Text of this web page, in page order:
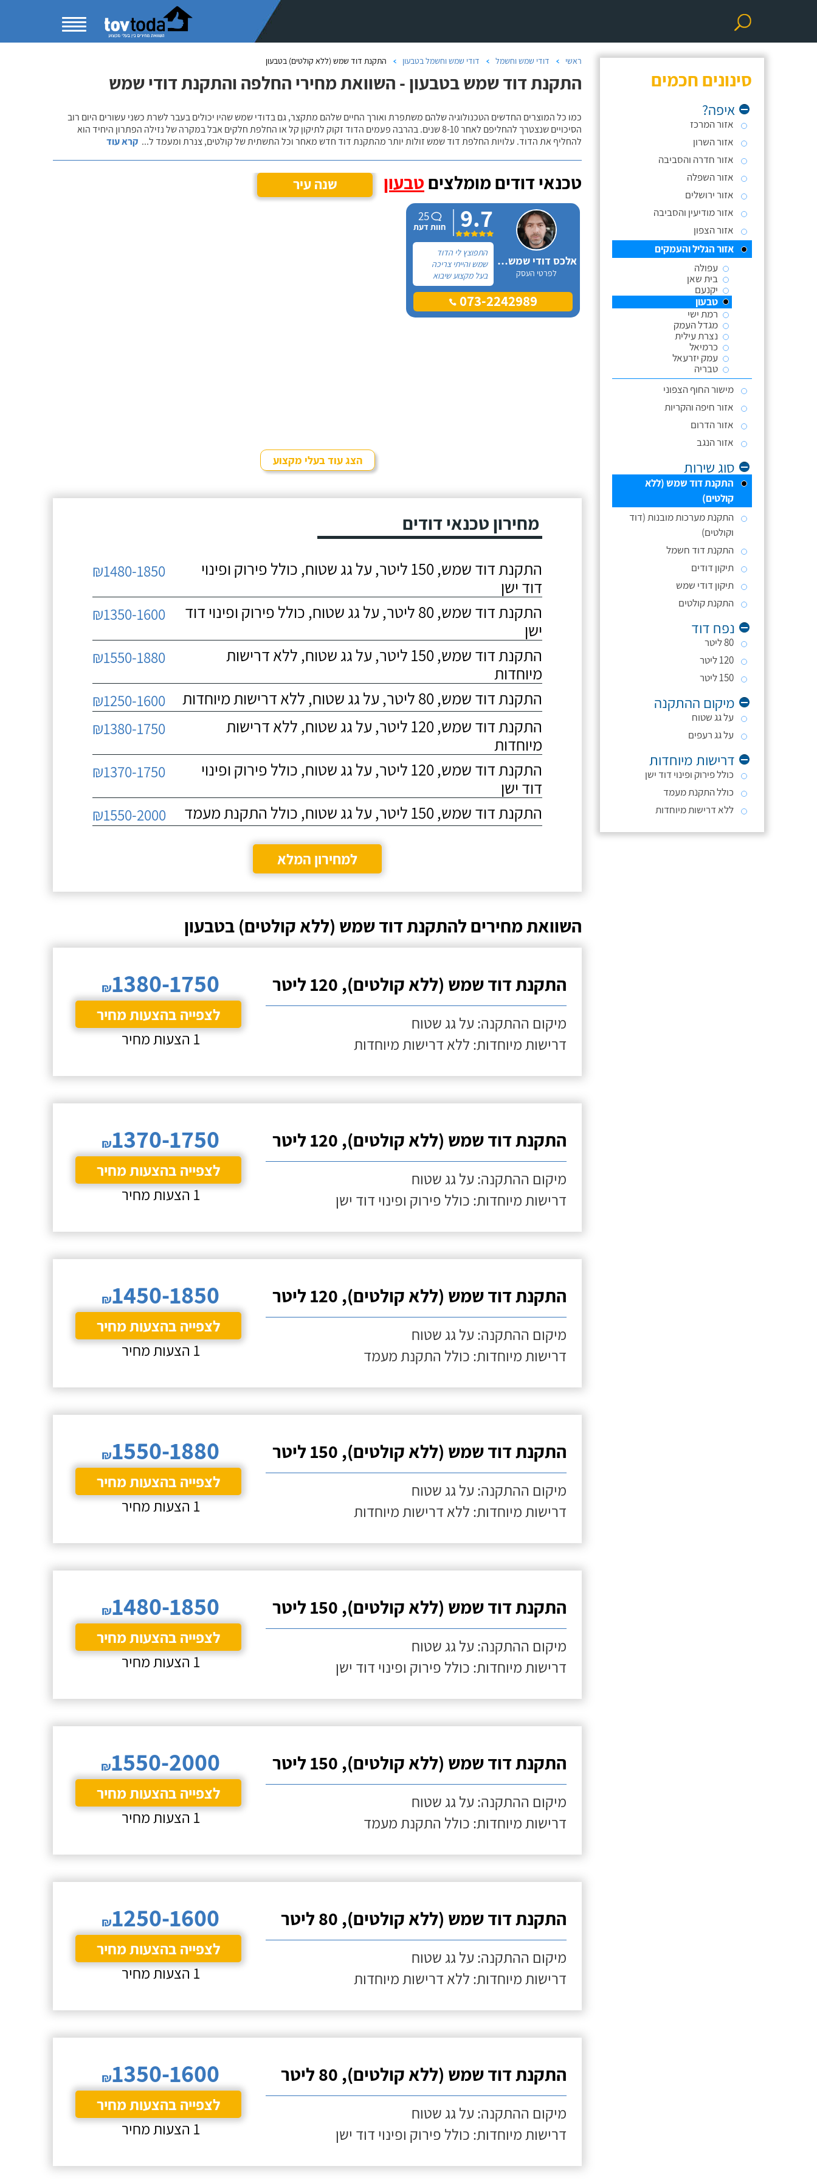
סינונים חכמים
איפה?
אזור המרכז
אזור השרון
אזור חדרה והסביבה
אזור השפלה
אזור ירושלים
אזור מודיעין והסביבה
אזור הצפון
אזור הגליל והעמקים
עפולה
בית שאן
יקנעם
טבעון
רמת ישי
מגדל העמק
נצרת עילית
כרמיאל
עמק יזרעאל
טבריה
מישור החוף הצפוני
אזור חיפה והקריות
אזור הדרום
אזור הנגב
סוג שירות
התקנת דוד שמש (ללא
קולטים)
התקנת מערכות מובנות (דוד
וקולטים)
התקנת דוד חשמל
תיקון דודים
תיקון דודי שמש
התקנת קולטים
נפח דוד
80 ליטר
120 ליטר
150 ליטר
מיקום ההתקנה
על גג שטוח
על גג רעפים
דרישות מיוחדות
כולל פירוק ופינוי דוד ישן
כולל התקנת מעמד
ללא דרישות מיוחדות
ראשי דודי שמש וחשמל דודי שמש וחשמל בטבעון התקנת דוד שמש (ללא קולטים) בטבעון
התקנת דוד שמש בטבעון - השוואת מחירי החלפה והתקנת דודי שמש
כמו כל המוצרים החדשים הטכנולוגיה שלהם משתפרת ואורך החיים שלהם מתקצר, גם בדודי שמש שהיו יכולים בעבר לשרת כשני עשורים היום רוב
הסיכויים שנצטרך להחליפם לאחר 8-10 שנים. בהרבה פעמים הדוד זקוק לתיקון קל או החלפת חלקים אבל במקרה של נזילה הפתרון היחיד הוא
להחליף את הדוד. עלויות החלפת דוד שמש זולות יותר מהתקנת דוד חדש מאחר וכל התשתית של קולטים, צנרת ומעמד ל... קרא עוד
טכנאי דודים מומלצים טבעון שנה עיר
אלכס דודי שמש וחשמל
לפרטי העסק
9.7
25
חוות דעת
התפוצץ לי הדוד
שמש והייתי צריכה
בעל מקצוע שיבוא
לתקן, כתבתי בגוגל
טכנאי דודים ואז
הגעתי לקבוצה של073-2242989
הצג עוד בעלי מקצוע
מחירון טכנאי דודים
התקנת דוד שמש, 150 ליטר, על גג שטוח, כולל פירוק ופינוי
דוד ישן
₪1480-1850
התקנת דוד שמש, 80 ליטר, על גג שטוח, כולל פירוק ופינוי דוד
ישן
₪1350-1600
התקנת דוד שמש, 150 ליטר, על גג שטוח, ללא דרישות
מיוחדות
₪1550-1880
התקנת דוד שמש, 80 ליטר, על גג שטוח, ללא דרישות מיוחדות ₪1250-1600
התקנת דוד שמש, 120 ליטר, על גג שטוח, ללא דרישות
מיוחדות
₪1380-1750
התקנת דוד שמש, 120 ליטר, על גג שטוח, כולל פירוק ופינוי
דוד ישן
₪1370-1750
התקנת דוד שמש, 150 ליטר, על גג שטוח, כולל התקנת מעמד ₪1550-2000
למחירון המלא
השוואת מחירים להתקנת דוד שמש (ללא קולטים) בטבעון
התקנת דוד שמש (ללא קולטים), 120 ליטר
מיקום ההתקנה: על גג שטוח
דרישות מיוחדות: ללא דרישות מיוחדות
₪1380-1750
לצפייה בהצעות מחיר
1 הצעות מחיר
התקנת דוד שמש (ללא קולטים), 120 ליטר
מיקום ההתקנה: על גג שטוח
דרישות מיוחדות: כולל פירוק ופינוי דוד ישן
₪1370-1750
לצפייה בהצעות מחיר
1 הצעות מחיר
התקנת דוד שמש (ללא קולטים), 120 ליטר
מיקום ההתקנה: על גג שטוח
דרישות מיוחדות: כולל התקנת מעמד
₪1450-1850
לצפייה בהצעות מחיר
1 הצעות מחיר
התקנת דוד שמש (ללא קולטים), 150 ליטר
מיקום ההתקנה: על גג שטוח
דרישות מיוחדות: ללא דרישות מיוחדות
₪1550-1880
לצפייה בהצעות מחיר
1 הצעות מחיר
התקנת דוד שמש (ללא קולטים), 150 ליטר
מיקום ההתקנה: על גג שטוח
דרישות מיוחדות: כולל פירוק ופינוי דוד ישן
₪1480-1850
לצפייה בהצעות מחיר
1 הצעות מחיר
התקנת דוד שמש (ללא קולטים), 150 ליטר
מיקום ההתקנה: על גג שטוח
דרישות מיוחדות: כולל התקנת מעמד
₪1550-2000
לצפייה בהצעות מחיר
1 הצעות מחיר
התקנת דוד שמש (ללא קולטים), 80 ליטר
מיקום ההתקנה: על גג שטוח
דרישות מיוחדות: ללא דרישות מיוחדות
₪1250-1600
לצפייה בהצעות מחיר
1 הצעות מחיר
התקנת דוד שמש (ללא קולטים), 80 ליטר
מיקום ההתקנה: על גג שטוח
דרישות מיוחדות: כולל פירוק ופינוי דוד ישן
₪1350-1600
לצפייה בהצעות מחיר
1 הצעות מחיר